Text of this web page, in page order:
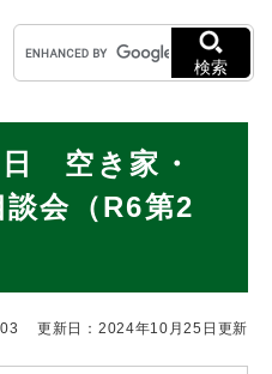
して本文へ
キ
ー
ワ
検
検索
空き家・
会（R6第2
更新日：2024年10月25日更新